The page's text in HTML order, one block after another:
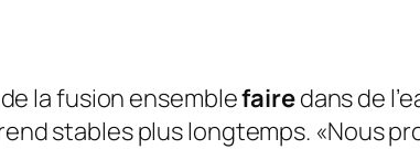
la fusion ensemblefairedans de
stables plus longtemps. «Nous